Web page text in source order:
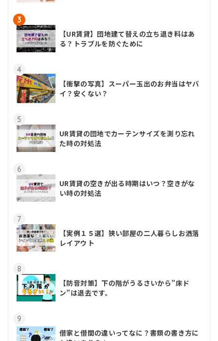
3
【UR賃貸】団地建て替えの立ち退き料はあ
る？トラブルを防ぐために
4
【衝撃の写真】スーパー玉出のお弁当はヤバ
イ？安くない？
5
UR賃貸の団地でカーテンサイズを測り忘れ
た時の対処法
6
UR賃貸の空きが出る時期はいつ？空きがな
い時の対処法
7
【実例１５選】狭い部屋の二人暮らしお洒落
レイアウト
8
【防音対策】下の階がうるさいから”床ド
ン”は退去です。
9
借家と借間の違いってなに？書類の書き方に